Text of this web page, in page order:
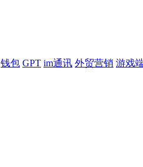
钱包 GPT im通讯 外贸营销 游戏